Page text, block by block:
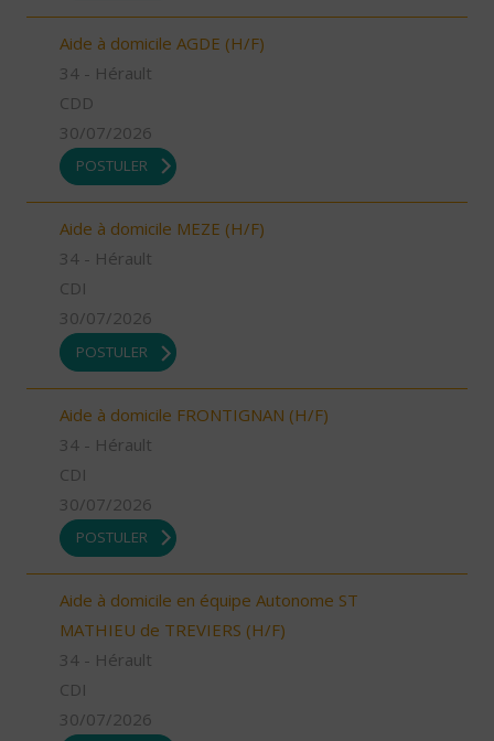
Aide à domicile AGDE (H/F)
34 - Hérault
CDD
30/07/2026
POSTULER
Aide à domicile MEZE (H/F)
34 - Hérault
CDI
30/07/2026
POSTULER
Aide à domicile FRONTIGNAN (H/F)
34 - Hérault
CDI
30/07/2026
POSTULER
Aide à domicile en équipe Autonome ST
MATHIEU de TREVIERS (H/F)
34 - Hérault
CDI
30/07/2026